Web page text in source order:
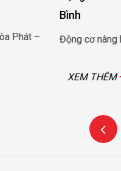
Động cơ nâng hạ cửa
Bình